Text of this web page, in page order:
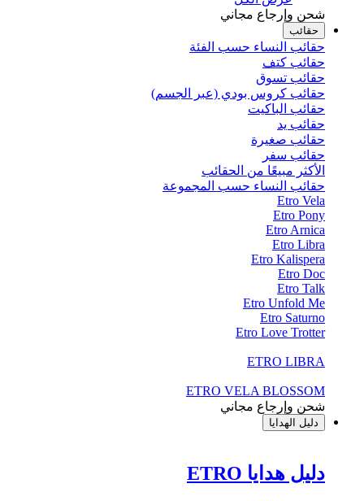
شحن وإرجاع مجاني
حقائب
حقائب النساء حسب الفئة
حقائب كتف
حقائب تسوق
حقائب كروس بودي (عبر الجسم)
حقائب الباكيت
حقائب يد
حقائب صغيرة
حقائب سفر
الأكثر مبيعًا من الحقائب
حقائب النساء حسب المجموعة
Etro Vela
Etro Pony
Etro Arnica
Etro Libra
Etro Kalispera
Etro Doc
Etro Talk
Etro Unfold Me
Etro Saturno
Etro Love Trotter
ETRO LIBRA
ETRO VELA BLOSSOM
شحن وإرجاع مجاني
دليل الهدايا
دليل هدايا ETRO